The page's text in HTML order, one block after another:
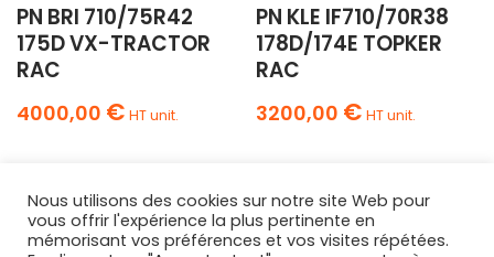
PN BRI 710/75R42
175D VX-TRACTOR
RAC
4000,00 € HT unit.
PN KLE IF710/70R38
178D/174E TOPKER
RAC
3200,00 € HT unit.
Nous utilisons des cookies sur notre site Web pour
vous offrir l'expérience la plus pertinente en
mémorisant vos préférences et vos visites répétées.